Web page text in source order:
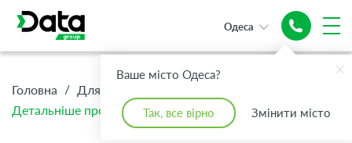
Ваше місто Одеса?
Так, все вірно Змінити місто
Одеса
Головна / Для Дому
Детальніше про тариф Преміум + Інтернет 1 Гіг GPON